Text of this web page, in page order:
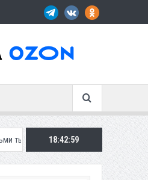
без света в Махачкале
18:43:01